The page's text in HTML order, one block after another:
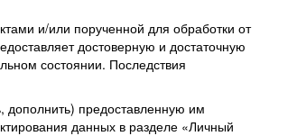
и/или порученной для обработки от
достоверную и достаточную
состоянии. Последствия
дополнить) предоставленную им
данных в разделе «Личный